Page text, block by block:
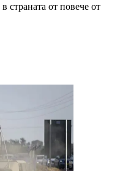
страната от повече от